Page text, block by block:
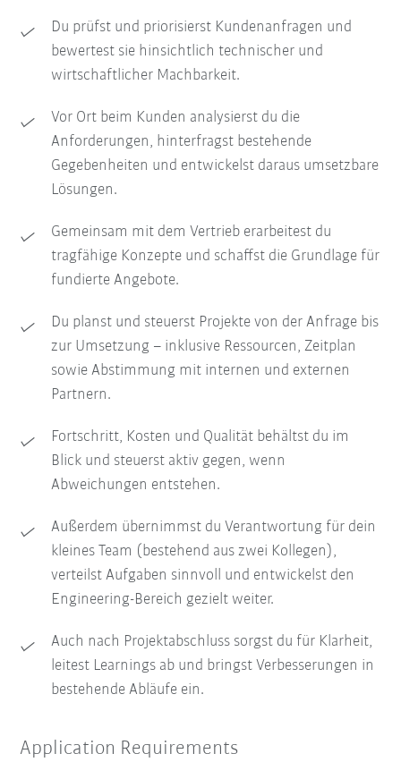
Du prüfst und priorisierst Kundenanfragen und
bewertest sie hinsichtlich technischer und
wirtschaftlicher Machbarkeit.
Vor Ort beim Kunden analysierst du die
Anforderungen, hinterfragst bestehende
Gegebenheiten und entwickelst daraus umsetzbare
Lösungen.
Gemeinsam mit dem Vertrieb erarbeitest du
tragfähige Konzepte und schaffst die Grundlage für
fundierte Angebote.
Du planst und steuerst Projekte von der Anfrage bis
zur Umsetzung – inklusive Ressourcen, Zeitplan
sowie Abstimmung mit internen und externen
Partnern.
Fortschritt, Kosten und Qualität behältst du im
Blick und steuerst aktiv gegen, wenn
Abweichungen entstehen.
Außerdem übernimmst du Verantwortung für dein
kleines Team (bestehend aus zwei Kollegen),
verteilst Aufgaben sinnvoll und entwickelst den
Engineering-Bereich gezielt weiter.
Auch nach Projektabschluss sorgst du für Klarheit,
leitest Learnings ab und bringst Verbesserungen in
bestehende Abläufe ein.
Application Requirements